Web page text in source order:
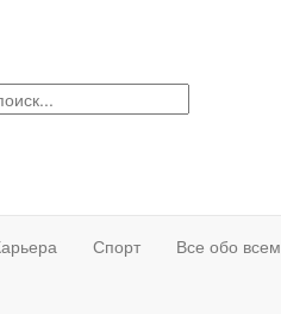
Спорт Все обо всем